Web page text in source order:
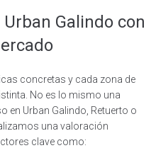
Galindo con
concretas y cada zona de
No es lo mismo una
en Urban Galindo, Retuerto o
una valoración
clave como: